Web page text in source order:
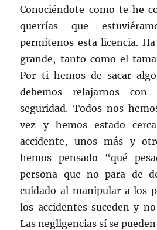
Conociéndote como te he
querrías que
permítenos esta licencia.
grande, tanto como el
Por ti hemos de sacar
debemos relajarnos
seguridad. Todos nos
vez y hemos estado
accidente, unos más y
hemos pensado “qué
persona que no para de
cuidado al manipular a los
los accidentes suceden y
Las negligencias sí se